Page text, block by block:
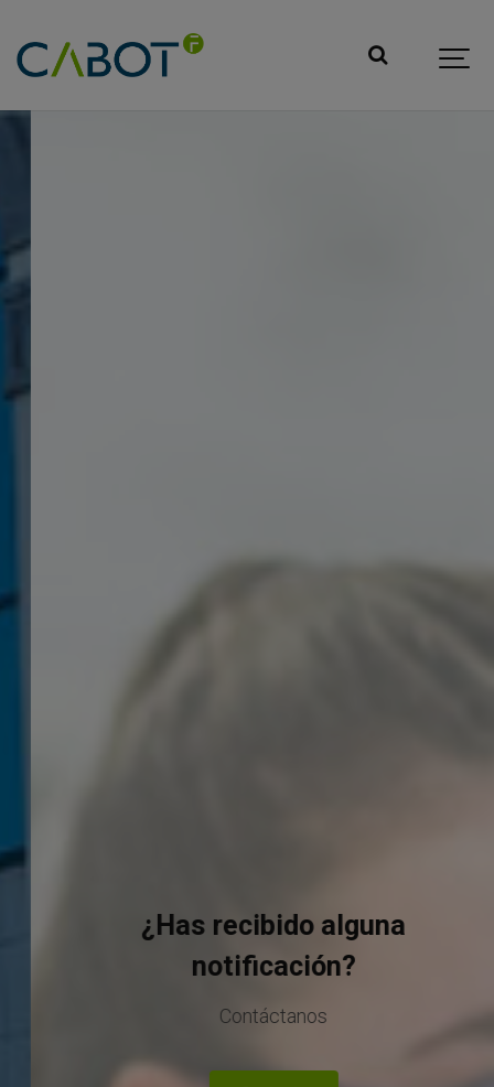
¿Has recibido alguna
notificación?
Contáctanos